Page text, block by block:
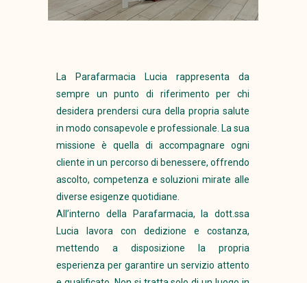
La Parafarmacia Lucia rappresenta da
sempre un punto di riferimento per chi
desidera prendersi cura della propria salute
in modo consapevole e professionale. La sua
missione è quella di accompagnare ogni
cliente in un percorso di benessere, offrendo
ascolto, competenza e soluzioni mirate alle
diverse esigenze quotidiane.
All’interno della Parafarmacia, la dott.ssa
Lucia lavora con dedizione e costanza,
mettendo a disposizione la propria
esperienza per garantire un servizio attento